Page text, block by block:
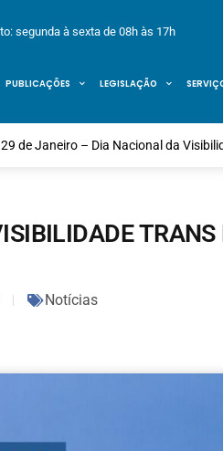
segunda à sexta de 08h às 17h
PUBLICAÇÕES LEGISLAÇÃO
29 de Janeiro – Dia Nacional da
TRANS
Notícias